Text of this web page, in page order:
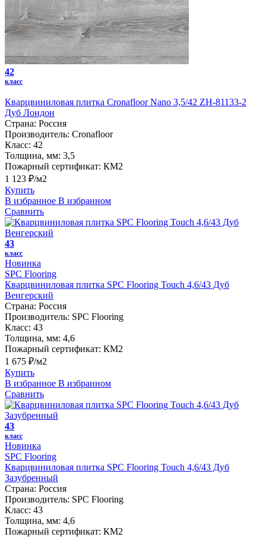
42
класс
Кварцвиниловая плитка Cronafloor Nano 3,5/42 ZH-81133-2
Дуб Лондон
Страна: Россия
Производитель: Cronafloor
Класс: 42
Толщина, мм: 3,5
Пожарный сертификат: КМ2
1 123 ₽/м2
Купить
В избранное В избранном
Сравнить
43
класс
Новинка
SPC Flooring
Кварцвиниловая плитка SPC Flooring Touch 4,6/43 Дуб
Венгерский
Страна: Россия
Производитель: SPC Flooring
Класс: 43
Толщина, мм: 4,6
Пожарный сертификат: КМ2
1 675 ₽/м2
Купить
В избранное В избранном
Сравнить
43
класс
Новинка
SPC Flooring
Кварцвиниловая плитка SPC Flooring Touch 4,6/43 Дуб
Зазубренный
Страна: Россия
Производитель: SPC Flooring
Класс: 43
Толщина, мм: 4,6
Пожарный сертификат: КМ2